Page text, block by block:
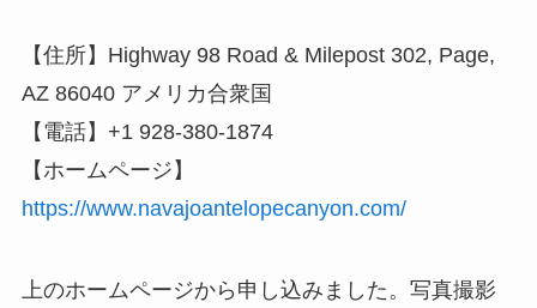
【住所】Highway 98 Road & Milepost 302, Page,
AZ 86040 アメリカ合衆国
【電話】+1 928-380-1874
【ホームページ】
https://www.navajoantelopecanyon.com/
上のホームページから申し込みました。写真撮影